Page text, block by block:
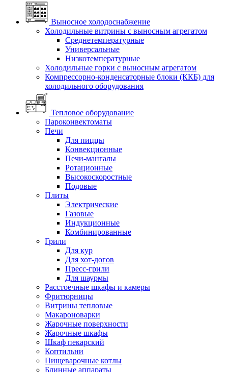
Выносное холодоснабжение
Холодильные витрины с выносным агрегатом
Среднетемпературные
Универсальные
Низкотемпературные
Холодильные горки с выносным агрегатом
Компрессорно-конденсаторные блоки (ККБ) для
холодильного оборудования
Тепловое оборудование
Пароконвектоматы
Печи
Для пиццы
Конвекционные
Печи-мангалы
Ротационные
Высокоскоростные
Подовые
Плиты
Электрические
Газовые
Индукционные
Комбинированные
Грили
Для кур
Для хот-догов
Пресс-грили
Для шаурмы
Расстоечные шкафы и камеры
Фритюрницы
Витрины тепловые
Макароноварки
Жарочные поверхности
Жарочные шкафы
Шкаф пекарский
Коптильни
Пищеварочные котлы
Блинные аппараты